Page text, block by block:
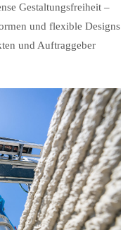
Gestaltungsfreiheit –
und flexible Designs
und Auftraggeber